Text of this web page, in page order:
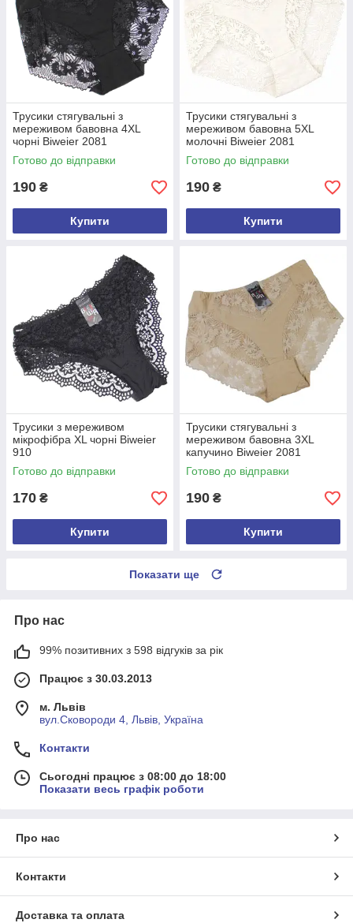
Трусики стягувальні з
мереживом бавовна 4XL
чорні Biweier 2081
Готово до відправки
190 ₴
Купити
Трусики стягувальні з
мереживом бавовна 5XL
молочні Biweier 2081
Готово до відправки
190 ₴
Купити
Трусики з мереживом
мікрофібра XL чорні Biweier
910
Готово до відправки
170 ₴
Купити
Трусики стягувальні з
мереживом бавовна 3XL
капучино Biweier 2081
Готово до відправки
190 ₴
Купити
Показати ще
Про нас
99% позитивних з 598 відгуків за рік
Працює з 30.03.2013
м. Львів
вул.Сковороди 4, Львів, Україна
Контакти
Сьогодні працює з 08:00 до 18:00
Показати весь графік роботи
Про нас
Контакти
Доставка та оплата